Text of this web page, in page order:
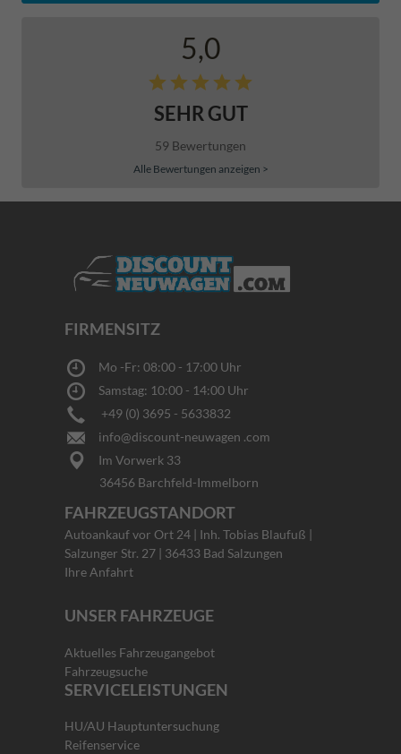
5,0
SEHR GUT
59 Bewertungen
Alle Bewertungen anzeigen >
FIRMENSITZ
Mo -Fr: 08:00 - 17:00 Uhr
Samstag: 10:00 - 14:00 Uhr
+49 (0) 3695 - 5633832
info@discount-neuwagen .com
Im Vorwerk 33
36456 Barchfeld-Immelborn
FAHRZEUGSTANDORT
Autoankauf vor Ort 24 | Inh. Tobias Blaufuß |
Salzunger Str. 27 | 36433 Bad Salzungen
Ihre Anfahrt
UNSER FAHRZEUGE
Aktuelles Fahrzeugangebot
Fahrzeugsuche
SERVICELEISTUNGEN
HU/AU Hauptuntersuchung
Reifenservice